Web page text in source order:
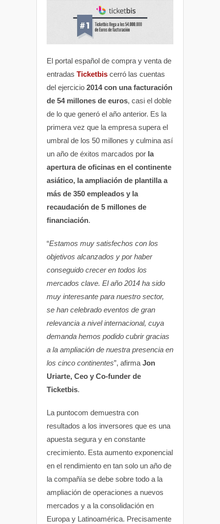
El portal español de compra y venta de
entradas Ticketbis cerró las cuentas
del ejercicio 2014 con una facturación
de 54 millones de euros, casi el doble
de lo que generó el año anterior. Es la
primera vez que la empresa supera el
umbral de los 50 millones y culmina así
un año de éxitos marcados por la
apertura de oficinas en el continente
asiático, la ampliación de plantilla a
más de 350 empleados y la
recaudación de 5 millones de
financiación.
“Estamos muy satisfechos con los
objetivos alcanzados y por haber
conseguido crecer en todos los
mercados clave. El año 2014 ha sido
muy interesante para nuestro sector,
se han celebrado eventos de gran
relevancia a nivel internacional, cuya
demanda hemos podido cubrir gracias
a la ampliación de nuestra presencia en
los cinco continentes”, afirma Jon
Uriarte, Ceo y Co-funder de
Ticketbis.
La puntocom demuestra con
resultados a los inversores que es una
apuesta segura y en constante
crecimiento. Esta aumento exponencial
en el rendimiento en tan solo un año de
la compañía se debe sobre todo a la
ampliación de operaciones a nuevos
mercados y a la consolidación en
Europa y Latinoamérica. Precisamente